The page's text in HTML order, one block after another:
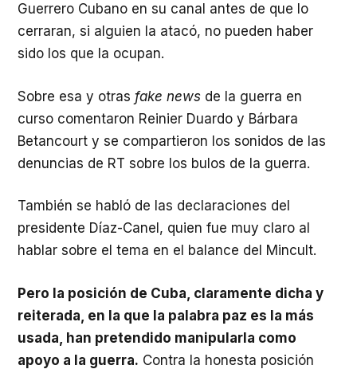
Guerrero Cubano en su canal antes de que lo
cerraran, si alguien la atacó, no pueden haber
sido los que la ocupan.
Sobre esa y otras fake news de la guerra en
curso comentaron Reinier Duardo y Bárbara
Betancourt y se compartieron los sonidos de las
denuncias de RT sobre los bulos de la guerra.
También se habló de las declaraciones del
presidente Díaz-Canel, quien fue muy claro al
hablar sobre el tema en el balance del Mincult.
Pero la posición de Cuba, claramente dicha y
reiterada, en la que la palabra paz es la más
usada, han pretendido manipularla como
apoyo a la guerra. Contra la honesta posición